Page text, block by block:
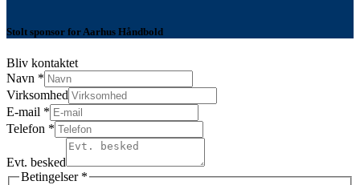
Stolt sponsor for Aarhus Håndbold
Bliv kontaktet
Navn *
Virksomhed
E-mail *
Telefon *
Evt. besked
Betingelser *